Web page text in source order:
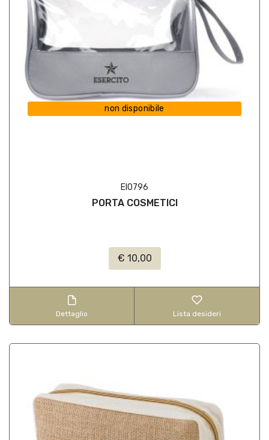
non disponibile
EI0796
PORTA COSMETICI
€ 10,00
Dettaglio Lista desideri